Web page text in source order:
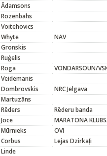
Ādamsons
Rozenbahs
Voitehovics
Whyte
NAV
Gronskis
Ruģelis
Roga
VONDARSOUN/
Veidemanis
Dombrovskis
NRC Jelgava
Martuzāns
Rēders
Rēderu banda
Joce
MARATONA
Mūrnieks
OVI
Corbus
Lejas Dzirkaļi
Linde